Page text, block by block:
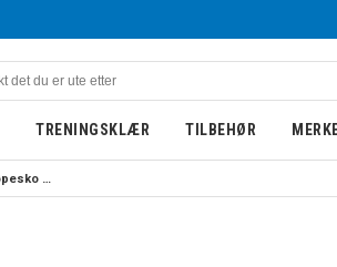
TRENINGSKLÆR TILBEHØR
Asics Gel-Nimbus 28 Løpesko Dame Lilla